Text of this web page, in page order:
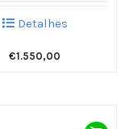
Detalhes
€1.550,00